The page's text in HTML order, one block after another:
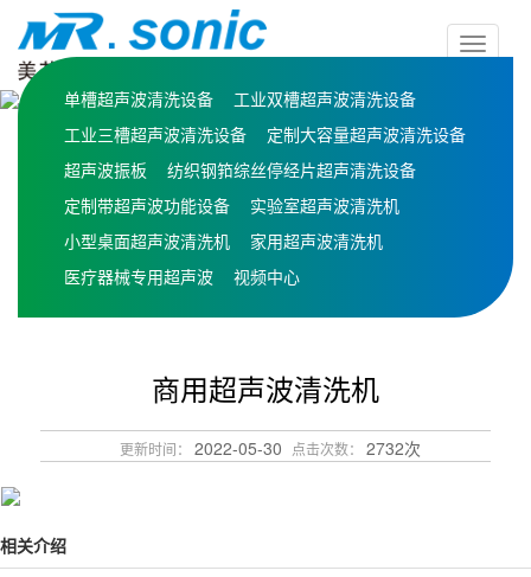
按
单槽超声波清洗设备
工业双槽超声波清洗设备
工业三槽超声波清洗设备
定制大容量超声波清洗设备
超声波振板
纺织钢筘综丝停经片超声清洗设备
定制带超声波功能设备
实验室超声波清洗机
小型桌面超声波清洗机
家用超声波清洗机
医疗器械专用超声波
视频中心
商用超声波清洗机
更新时间： 2022-05-30 点击次数： 2732次
相关介绍